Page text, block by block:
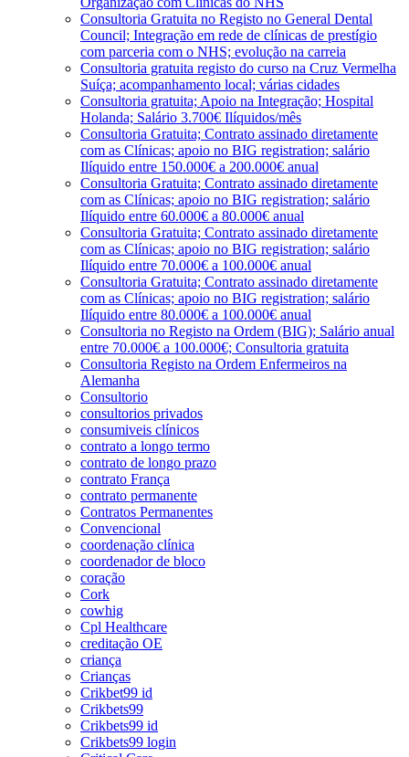
Consultoria Gratuita no Registo no General Dental
Council; Integração em rede de clínicas de prestígio
com parceria com o NHS; evolução na carreia
Consultoria gratuita registo do curso na Cruz Vermelha
Suíça; acompanhamento local; várias cidades
Consultoria gratuita; Apoio na Integração; Hospital
Holanda; Salário 3.700€ Ilíquidos/mês
Consultoria Gratuita; Contrato assinado diretamente
com as Clínicas; apoio no BIG registration; salário
Ilíquido entre 150.000€ a 200.000€ anual
Consultoria Gratuita; Contrato assinado diretamente
com as Clínicas; apoio no BIG registration; salário
Ilíquido entre 60.000€ a 80.000€ anual
Consultoria Gratuita; Contrato assinado diretamente
com as Clínicas; apoio no BIG registration; salário
Ilíquido entre 70.000€ a 100.000€ anual
Consultoria Gratuita; Contrato assinado diretamente
com as Clínicas; apoio no BIG registration; salário
Ilíquido entre 80.000€ a 100.000€ anual
Consultoria no Registo na Ordem (BIG); Salário anual
entre 70.000€ a 100.000€; Consultoria gratuita
Consultoria Registo na Ordem Enfermeiros na
Alemanha
Consultorio
consultorios privados
consumiveis clínicos
contrato a longo termo
contrato de longo prazo
contrato França
contrato permanente
Contratos Permanentes
Convencional
coordenação clínica
coordenador de bloco
coração
Cork
cowhig
Cpl Healthcare
creditação OE
criança
Crianças
Crikbet99 id
Crikbets99
Crikbets99 id
Crikbets99 login